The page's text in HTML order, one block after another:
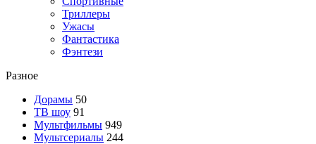
Триллеры
Ужасы
Фантастика
Фэнтези
Разное
Дорамы 50
ТВ шоу 91
Мультфильмы 949
Мультсериалы 244